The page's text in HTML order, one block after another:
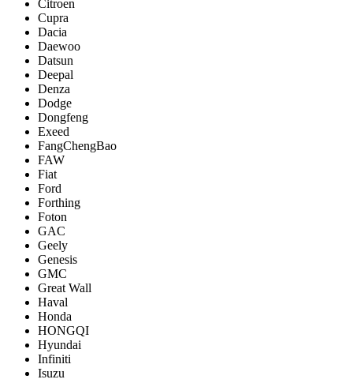
Citroen
Cupra
Dacia
Daewoo
Datsun
Deepal
Denza
Dodge
Dongfeng
Exeed
FangChengBao
FAW
Fiat
Ford
Forthing
Foton
GAC
Geely
Genesis
GMC
Great Wall
Haval
Honda
HONGQI
Hyundai
Infiniti
Isuzu